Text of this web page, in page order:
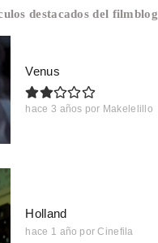
destacados del filmblog
Venus
hace 3 años por Makelelillo
Holland
hace 1 año por Cinefila